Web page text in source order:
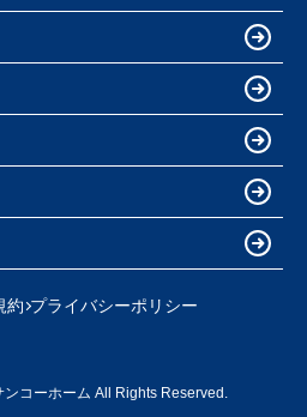
約 プライバシーポリシー
コーホーム All Rights Reserved.